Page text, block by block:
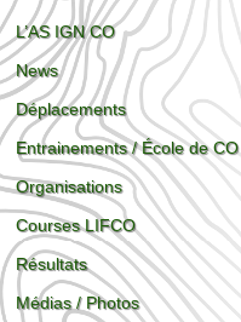
L’AS IGN CO
News
Déplacements
Entrainements / École de CO
Organisations
Courses LIFCO
Résultats
Médias / Photos